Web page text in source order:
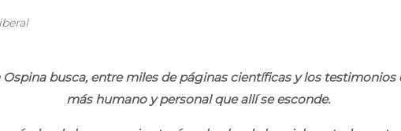
busca, entre miles de páginas científicas y los testimonios
más humano y personal que allí se esconde.